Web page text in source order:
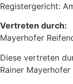
Registergericht:
Vertreten durch:
Mayerhofer
Diese vertreten
Rainer Mayerhofer